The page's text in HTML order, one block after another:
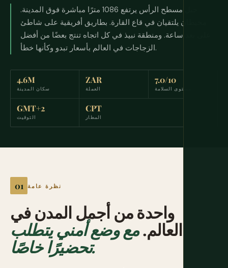
جبل مسطح الرأس يرتفع 1086 مترًا مباشرة فوق المدينة.
محيطان يلتقيان في قاع القارة. بطاريق أفريقية على شاطئ
على بعد ساعة. ومنطقة نبيذ في كل اتجاه تنتج بعضًا من أفضل
الزجاجات في العالم بأسعار تبدو وكأنها خطأ.
4.6M
سكان المدينة
ZAR
العملة
7.0/10
مستوى السلامة
GMT+2
التوقيت
CPT
المطار
نظرة عامة
واحدة من أجمل المدن في
العالم.مع وضع أمني يتطلب
تحضيرًا خاصًا.